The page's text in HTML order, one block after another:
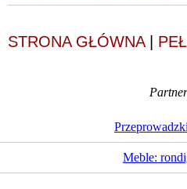
STRONA GŁÓWNA|
Meble: